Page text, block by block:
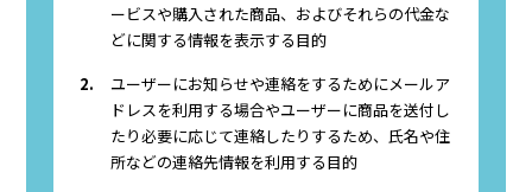
ービスや購入された商品、およびそれらの代金な
どに関する情報を表示する目的
2.
ユーザーにお知らせや連絡をするためにメールア
ドレスを利用する場合やユーザーに商品を送付し
たり必要に応じて連絡したりするため、氏名や住
所などの連絡先情報を利用する目的